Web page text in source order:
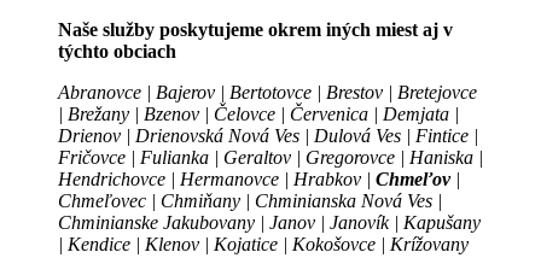
Naše služby poskytujeme okrem iných miest aj v
týchto obciach
Abranovce | Bajerov | Bertotovce | Brestov | Bretejovce
| Brežany | Bzenov | Čelovce | Červenica | Demjata |
Drienov | Drienovská Nová Ves | Dulová Ves | Fintice |
Fričovce | Fulianka | Geraltov | Gregorovce | Haniska |
Hendrichovce | Hermanovce | Hrabkov | Chmeľov|
Chmeľovec | Chmiňany | Chminianska Nová Ves |
Chminianske Jakubovany | Janov | Janovík | Kapušany
| Kendice | Klenov | Kojatice | Kokošovce | Krížovany